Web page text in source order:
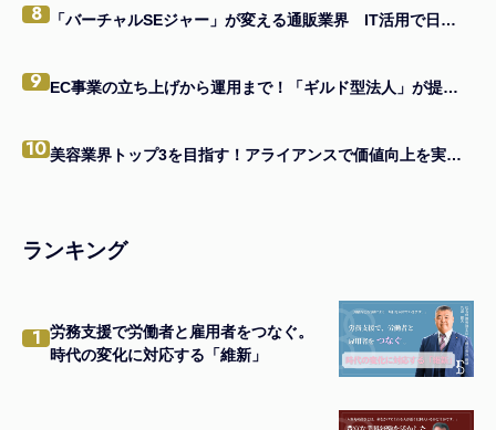
8 「バーチャルSEジャー」が変える通販業界 IT活用で日本一を目指す企業の味方になる
9 EC事業の立ち上げから運用まで！「ギルド型法人」が提供する一貫支援とは
10 美容業界トップ3を目指す！アライアンスで価値向上を実現する経営者の戦略
ランキング
1 労務支援で労働者と雇用者をつなぐ。
時代の変化に対応する「維新」